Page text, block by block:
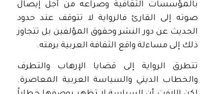
بالمؤسسات الثقافية وصراعه من أجل إيصال
صوته إلى القارئ فالرواية لا تتوقف عند حدود
الحديث عن دور النشر وحقوق المؤلفين بل تتجاوز
ذلك إلى مساءلة واقع الثقافة العربية برمته.
تتطرق الرواية إلى قضايا الإرهاب والتطرف
والخطاب الديني والسياسة العربية المعاصرة.